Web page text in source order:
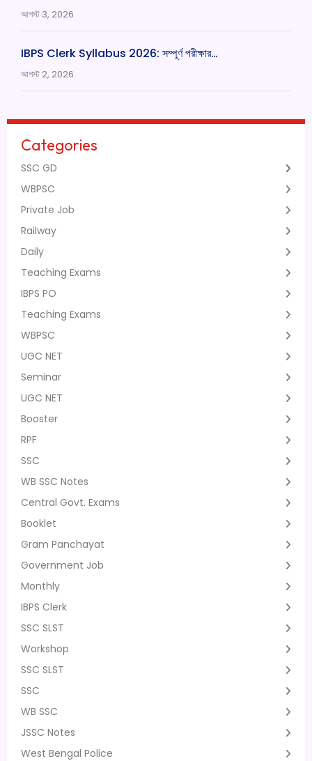
আগস্ট 3, 2026
IBPS Clerk Syllabus 2026: সম্পূর্ণ পরীক্ষার…
আগস্ট 2, 2026
Categories
SSC GD
WBPSC
Private Job
Railway
Daily
Teaching Exams
IBPS PO
Teaching Exams
WBPSC
UGC NET
Seminar
UGC NET
Booster
RPF
SSC
WB SSC Notes
Central Govt. Exams
Booklet
Gram Panchayat
Government Job
Monthly
IBPS Clerk
SSC SLST
Workshop
SSC SLST
SSC
WB SSC
JSSC Notes
West Bengal Police